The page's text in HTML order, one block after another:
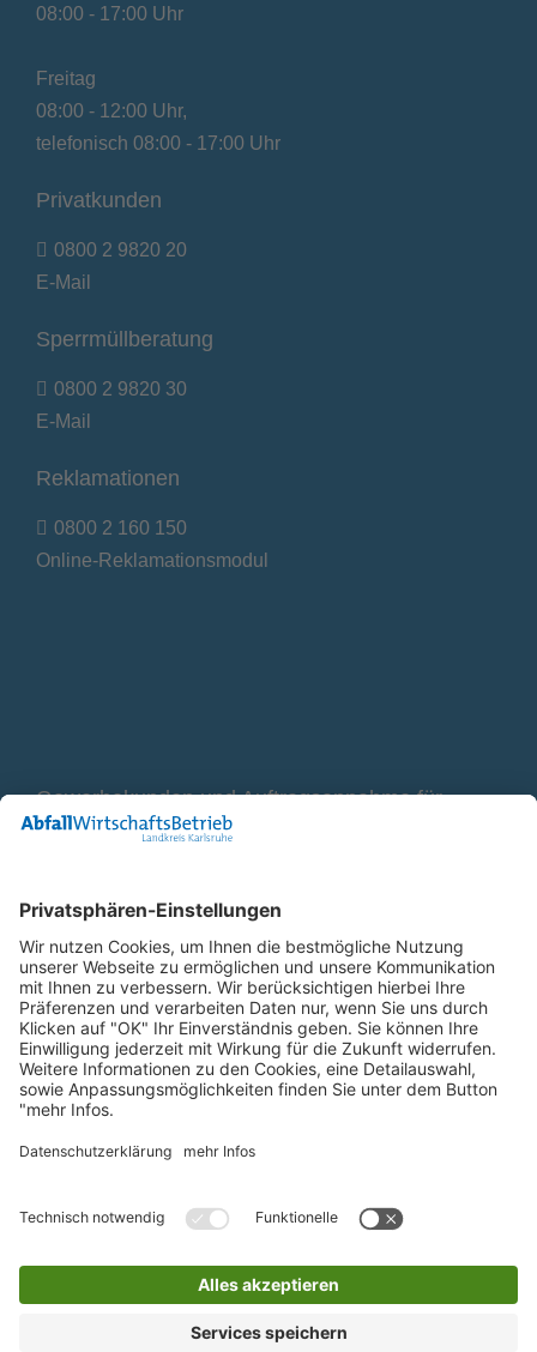
08:00 - 17:00 Uhr
Freitag
08:00 - 12:00 Uhr,
telefonisch 08:00 - 17:00 Uhr
Privatkunden
0800 2 9820 20
E-Mail
Sperrmüllberatung
0800 2 9820 30
E-Mail
Reklamationen
0800 2 160 150
Online-Reklamationsmodul
Gewerbekunden und Auftragsannahme für
Container
E-Mail
Bleiben Sie in Verbindung
Facebook Landkreis Karlsruhe
Instagram Landkreis Karlsruhe
Startseite Impressum Datenschutz
Anfahrt
Inhaltsverzeichnis
Barriere melden Barrierefreiheit